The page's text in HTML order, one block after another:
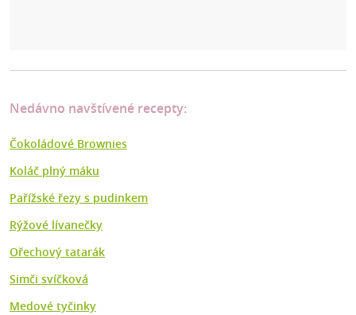
Nedávno navštívené recepty:
Čokoládové Brownies
Koláč plný máku
Pařížské řezy s pudinkem
Rýžové lívanečky
Ořechový tatarák
Simči svíčková
Medové tyčinky